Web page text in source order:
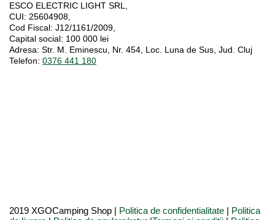
ESCO ELECTRIC LIGHT SRL,
CUI: 25604908,
Cod Fiscal: J12/1161/2009,
Capital social: 100 000 lei
Adresa: Str. M. Eminescu, Nr. 454, Loc. Luna de Sus, Jud. Cluj
Telefon: 0376 441 180
2019 XGOCamping Shop | Politica de confidentialitate | Politica